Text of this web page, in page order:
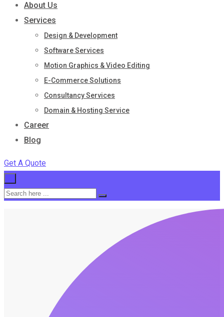
About Us
Services
Design & Development
Software Services
Motion Graphics & Video Editing
E-Commerce Solutions
Consultancy Services
Domain & Hosting Service
Career
Blog
Get A Quote